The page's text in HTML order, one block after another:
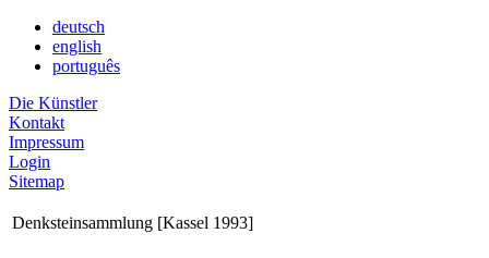
deutsch
english
português
Die Künstler
Kontakt
Impressum
Login
Sitemap
Denksteinsammlung [Kassel 1993]